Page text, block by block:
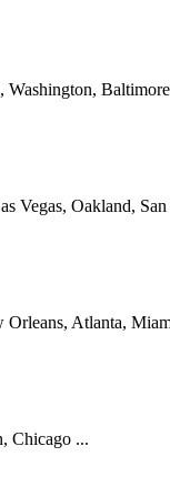
Washington,
Vegas, Oakland,
Orleans, Atlanta,
Chicago ...